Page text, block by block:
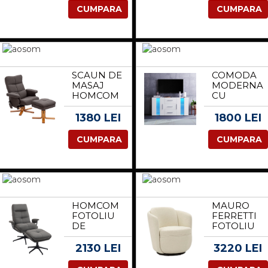
DESCHIS |
AOSOM
CUMPARA
FOTOLIU
RELAX CU
GROS SI
CM, CREM
| AOSOM
ROMANIA
CUMPARA
SCAUN DE
MASAJ
HOMCOM
CU
TABURET,
ROTATIV,
ELECTRIC,
FUNCTIE
DE
SI SPATIU
DE
DEPOZITARE,
SCAUN DE
RELAXARE
PENTRU
TELEVIZOR,
1380 LEI
CUMPARA
COMODA
MODERNA
CU
LUMINI
LED
ALB |
AOSOM
1800 LEI
CUMPARA
HOMCOM
FOTOLIU
DE
RELAXARE
CU
2130 LEI
MAURO
FERRETTI
FOTOLIU
PIVOTANT
TORINO
3220 LEI